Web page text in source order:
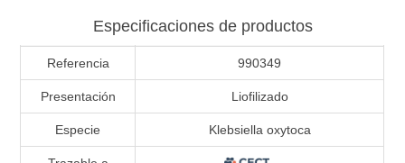
Especificaciones de productos
Referencia 990349
Presentación Liofilizado
Especie Klebsiella oxytoca